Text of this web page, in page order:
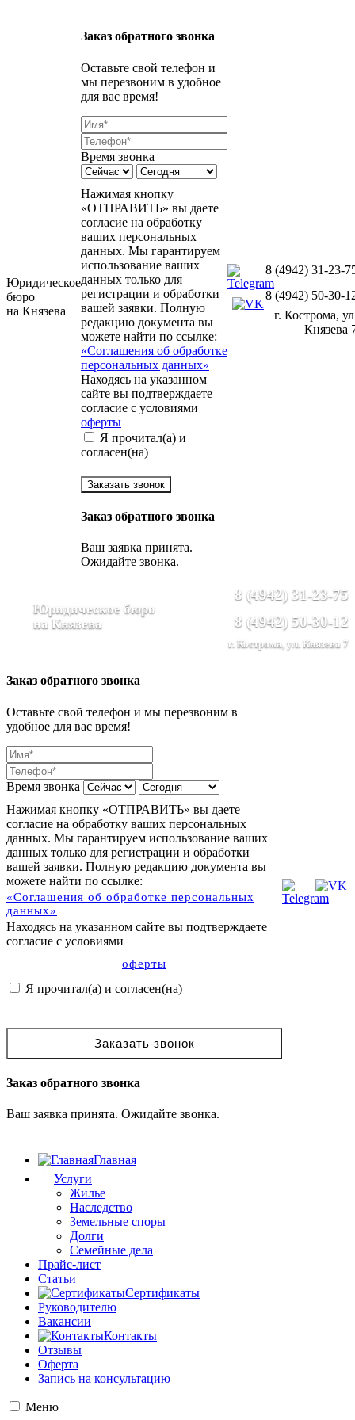
Юридическое
бюро
на Князева
Заказ обратного звонка
Оставьте свой телефон и
мы перезвоним в удобное
для вас время!
Время звонка
Нажимая кнопку
«ОТПРАВИТЬ» вы даете
согласие на обработку
ваших персональных
данных. Мы гарантируем
использование ваших
данных только для
регистрации и обработки
вашей заявки. Полную
редакцию документа вы
можете найти по ссылке:
«Соглашения об обработке
персональных данных»
Находясь на указанном
сайте вы подтверждаете
согласие с условиями
оферты
Я прочитал(а) и
согласен(на)
Заказать звонок
Заказ обратного звонка
Ваш заявка принята.
Ожидайте звонка.
8 (4942) 31-23-
8 (4942) 50-30-
г. Кострома,
Князева
Юридическое бюро
на Князева
8 (4942) 31-23-75
8 (4942) 50-30-12
г. Кострома, ул. Князева 7
Заказ обратного звонка
Оставьте свой телефон и мы перезвоним в
удобное для вас время!
Время звонка
Нажимая кнопку «ОТПРАВИТЬ» вы даете
согласие на обработку ваших персональных
данных. Мы гарантируем использование ваших
данных только для регистрации и обработки
вашей заявки. Полную редакцию документа вы
можете найти по ссылке:
«Соглашения об обработке персональных
данных»
Находясь на указанном сайте вы подтверждаете
согласие с условиями
оферты
Я прочитал(а) и согласен(на)
Заказать звонок
Заказ обратного звонка
Ваш заявка принята. Ожидайте звонка.
Главная
Услуги
Жилье
Наследство
Земельные споры
Долги
Семейные дела
Прайс-лист
Статьи
Сертификаты
Руководителю
Вакансии
Контакты
Отзывы
Оферта
Запись на консультацию
Меню